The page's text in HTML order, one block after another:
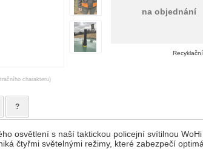
charakteru)
na objednání
?
osvětlení s naší taktickou policejní svítilnou
čtyřmi světelnými režimy, které zabezpečí